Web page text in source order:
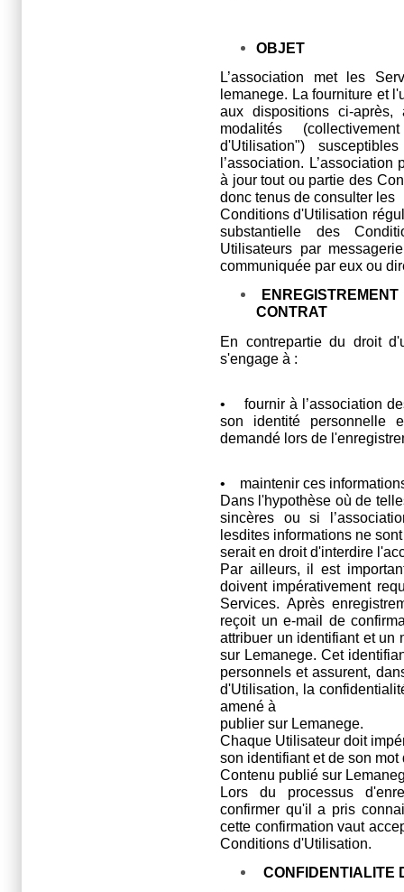
OBJET
L’association met les
lemanege. La fourniture et
aux dispositions ci-
modalités
d'Utilisation")
l’association.
à jour tout ou partie des
donc tenus de consulter les
Conditions d'Utilisation
substantielle des
Utilisateurs par
communiquée par eux ou
CONTRAT
En contrepartie du droit
s'engage à :
• fournir à l’association
son identité personnelle
demandé lors de
• maintenir ces
Dans l'hypothèse où de
sincères ou si
lesdites informations ne
serait en droit d'interdire
Par ailleurs, il est
doivent impérativement
Services. Après
reçoit un e-mail de
attribuer un identifiant et un
sur Lemanege. Cet
personnels et assurent,
d'Utilisation, la
amené à
publier sur Lemanege.
Chaque Utilisateur doit
son identifiant et de son
Contenu publié sur
Lors du processus
confirmer qu'il a pris
cette confirmation vaut
Conditions d'Utilisation.
CONFIDENTIALITE